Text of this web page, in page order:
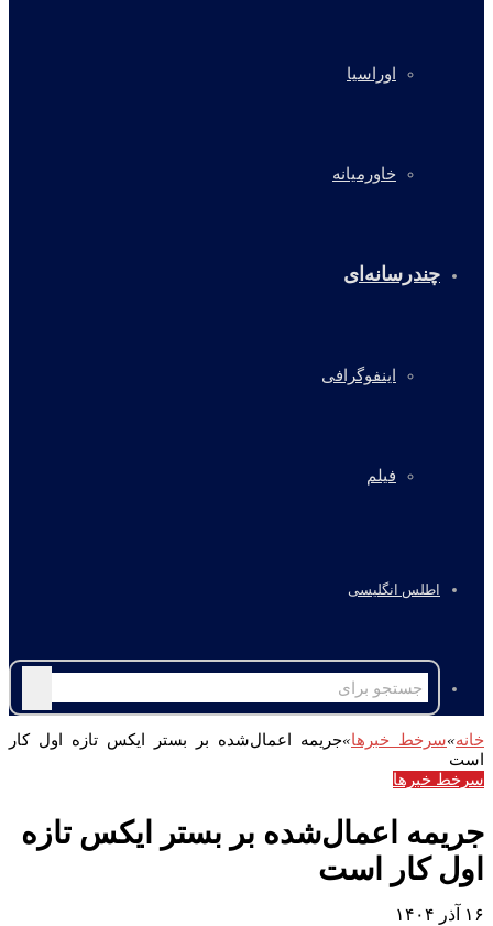
اوراسیا
خاورمیانه
چندرسانه‌ای
اینفوگرافی
فیلم
اطلس انگلیسی
برای
خانه»سرخط خبرها»جریمه اعمال‌شده بر بستر ایکس تازه اول کار
است
سرخط خبرها
جریمه اعمال‌شده بر بستر ایکس تازه
اول کار است
۱۶ آذر ۱۴۰۴